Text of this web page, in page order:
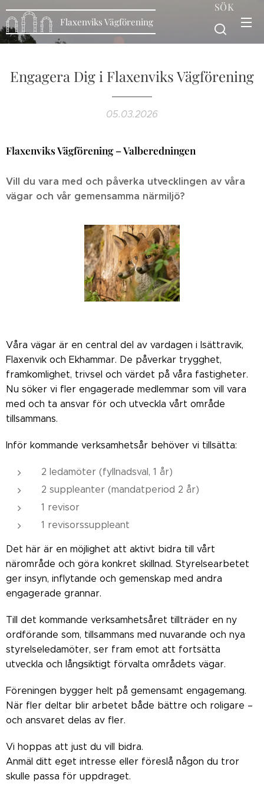
Flaxenviks Vägförening
SÖK
Engagera Dig i Flaxenviks Vägförening
05.03.2026
Flaxenviks Vägförening – Valberedningen
Vill du vara med och påverka utvecklingen av våra
vägar och vår gemensamma närmiljö?
Våra vägar är en central del av vardagen i Isättravik,
Flaxenvik och Ekhammar. De påverkar trygghet,
framkomlighet, trivsel och värdet på våra fastigheter.
Nu söker vi fler engagerade medlemmar som vill vara
med och ta ansvar för och utveckla vårt område
tillsammans.
Inför kommande verksamhetsår behöver vi tillsätta:
2 ledamöter (fyllnadsval, 1 år)
2 suppleanter (mandatperiod 2 år)
1 revisor
1 revisorssuppleant
Det här är en möjlighet att aktivt bidra till vårt
närområde och göra konkret skillnad. Styrelsearbetet
ger insyn, inflytande och gemenskap med andra
engagerade grannar.
Till det kommande verksamhetsåret tillträder en ny
ordförande som, tillsammans med nuvarande och nya
styrelseledamöter, ser fram emot att fortsätta
utveckla och långsiktigt förvalta områdets vägar.
Föreningen bygger helt på gemensamt engagemang.
När fler deltar blir arbetet både bättre och roligare –
och ansvaret delas av fler.
Vi hoppas att just du vill bidra.
Anmäl ditt eget intresse eller föreslå någon du tror
skulle passa för uppdraget.